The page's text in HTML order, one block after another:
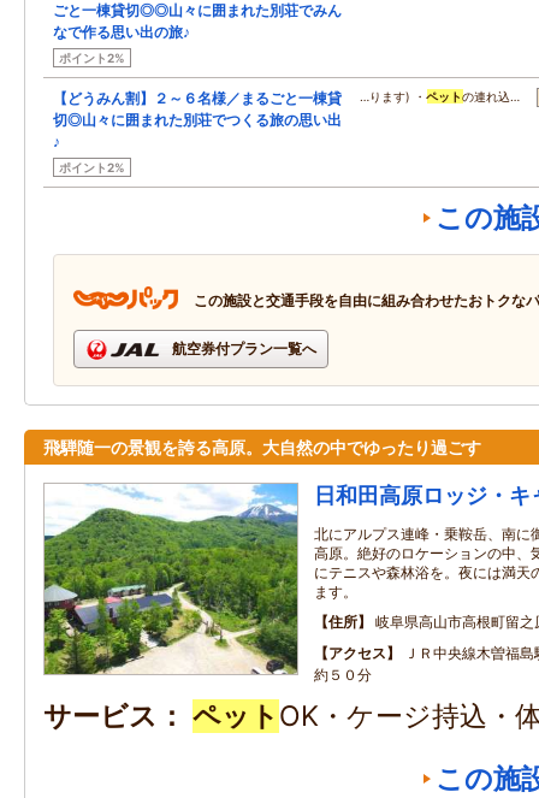
ごと一棟貸切◎◎山々に囲まれた別荘でみん
なで作る思い出の旅♪
ポイント2%
【どうみん割】２～６名様／まるごと一棟貸
切◎山々に囲まれた別荘でつくる旅の思い出
♪
ポイント2%
…ります) ・ペットの連れ込…
この施
この施設と交通手段を自由に組み合わせたおトクな
航空券付プラン一覧へ
飛騨随一の景観を誇る高原。大自然の中でゆったり過ごす
日和田高原ロッジ・キ
北にアルプス連峰・乗鞍岳、南に
高原。絶好のロケーションの中、
にテニスや森林浴を。夜には満天
ます。
住所
岐阜県高山市高根町留
アクセス
ＪＲ中央線木曽福
約５０分
サービス ペット OK・ケージ持込・
この施